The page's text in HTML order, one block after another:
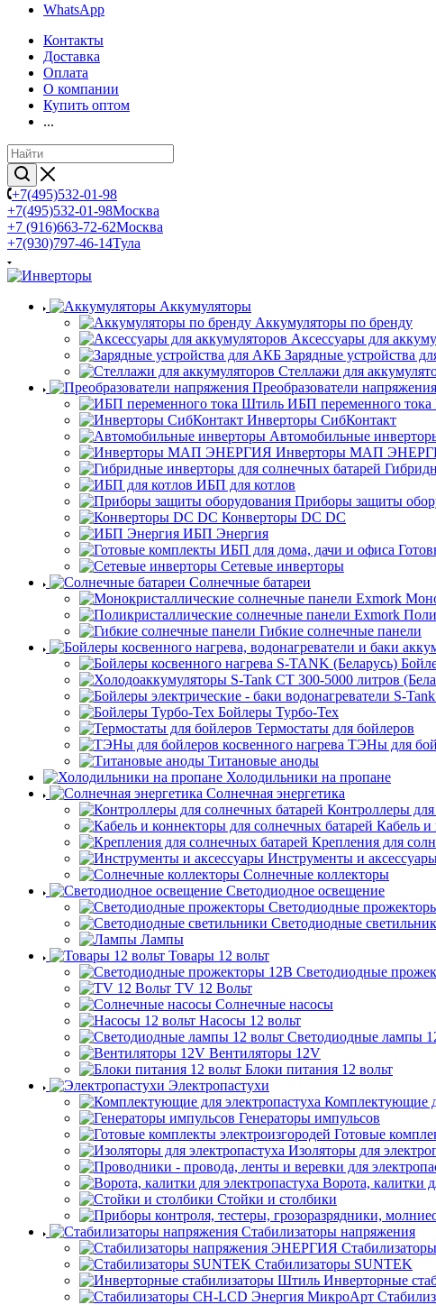
WhatsApp
Контакты
Доставка
Оплата
О компании
Купить оптом
...
+7(495)532-01-98
+7(495)532-01-98Москва
+7 (916)663-72-62Москва
+7(930)797-46-14Тула
Аккумуляторы
Аккумуляторы по бренду
Аксессуары для
Зарядные устройства
Стеллажи для
Преобразователи напряжения
ИБП переменного
Инверторы СибКонтакт
Автомобильные
Инверторы МАП
ИБП для котлов
Приборы защиты
Конверторы DC DC
ИБП Энергия
Сетевые инверторы
Солнечные батареи
Гибкие солнечные панели
Бойлеры Турбо-Тех
Термостаты для бойлеров
ТЭНы для
Титановые аноды
Холодильники на пропане
Солнечная энергетика
Контроллеры
Кабель и
Крепления для
Инструменты и
Солнечные коллекторы
Светодиодное освещение
Светодиодные
Светодиодные
Лампы
Товары 12 вольт
Светодиодные
TV 12 Вольт
Солнечные насосы
Насосы 12 вольт
Светодиодные лампы
Вентиляторы 12V
Блоки питания 12 вольт
Электропастухи
Комплектующие
Генераторы импульсов
Готовые
Изоляторы для
Ворота, калитки
Стойки и столбики
Стабилизаторы напряжения
Стабилизаторы SUNTEK
Инверторные